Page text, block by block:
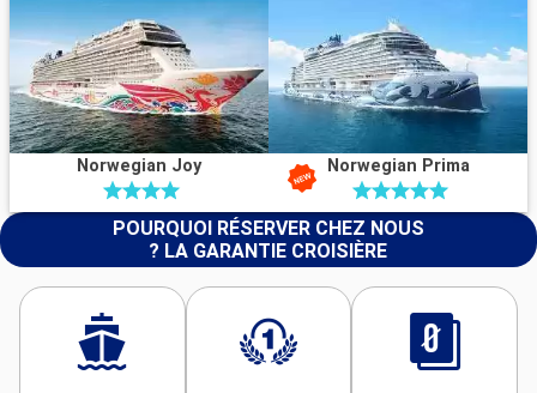
Norwegian Joy Norwegian Prima
POURQUOI RÉSERVER CHEZ NOUS
? LA GARANTIE CROISIÈRE